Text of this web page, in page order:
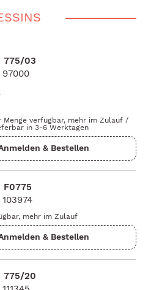
775/03
Menge verfügbar, mehr im Zulauf /
in 3-6 Werktagen
F0775
mehr im Zulauf
775/20